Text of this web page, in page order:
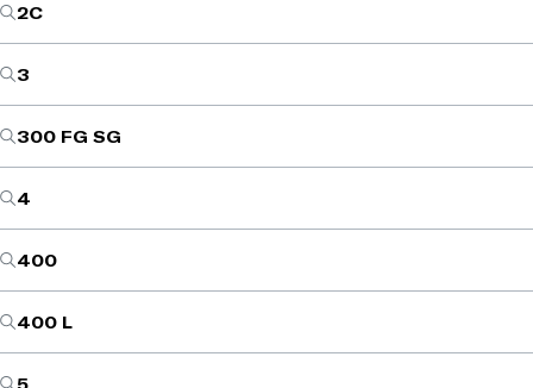
2C
3
300 FG SG
4
400
400 L
5